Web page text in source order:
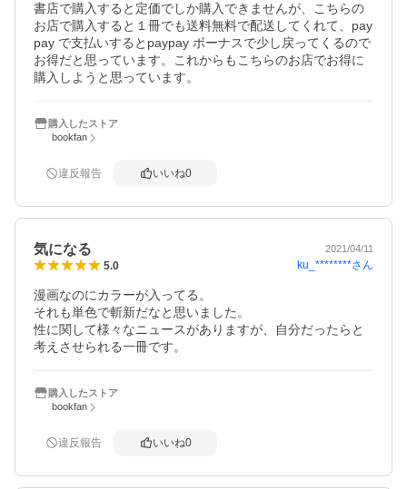
書店で購入すると定価でしか購入できませんが、こちらの
お店で購入すると１冊でも送料無料で配送してくれて、pay
pay で支払いするとpaypay ボーナスで少し戻ってくるので
お得だと思っています。これからもこちらのお店でお得に
購入しようと思っています。
購入したストア
bookfan
違反報告 いいね0
気になる 2021/04/11
5.0 ku_********さん
漫画なのにカラーが入ってる。
それも単色で斬新だなと思いました。
性に関して様々なニュースがありますが、自分だったらと
考えさせられる一冊です。
購入したストア
bookfan
違反報告 いいね0